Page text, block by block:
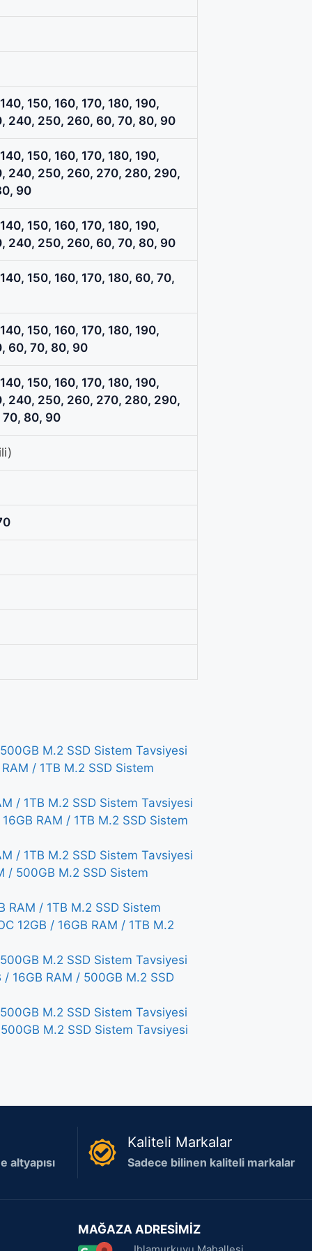
150, 160, 170, 180, 190,
240, 250, 260, 60, 70, 80, 90
150, 160, 170, 180, 190,
240, 250, 260, 270, 280, 290,
90
150, 160, 170, 180, 190,
240, 250, 260, 60, 70, 80, 90
150, 160, 170, 180, 60, 70,
150, 160, 170, 180, 190,
60, 70, 80, 90
150, 160, 170, 180, 190,
240, 250, 260, 270, 280, 290,
80, 90
M.2 SSD Sistem Tavsiyesi
/ 1TB M.2 SSD Sistem
/ 1TB M.2 SSD Sistem Tavsiyesi
RAM / 1TB M.2 SSD Sistem
/ 1TB M.2 SSD Sistem Tavsiyesi
/ 500GB M.2 SSD Sistem
RAM / 1TB M.2 SSD Sistem
12GB / 16GB RAM / 1TB M.2
M.2 SSD Sistem Tavsiyesi
16GB RAM / 500GB M.2 SSD
M.2 SSD Sistem Tavsiyesi
M.2 SSD Sistem Tavsiyesi
altyapısı
Kaliteli Markalar
Sadece bilinen kaliteli markalar
MAĞAZA ADRESİMİZ